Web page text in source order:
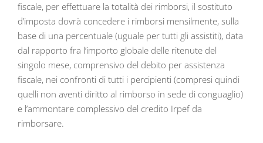
fiscale, per effettuare la totalità dei rimborsi, il sostituto
d’imposta dovrà concedere i rimborsi mensilmente, sulla
base di una percentuale (uguale per tutti gli assistiti), data
dal rapporto fra l’importo globale delle ritenute del
singolo mese, comprensivo del debito per assistenza
fiscale, nei confronti di tutti i percipienti (compresi quindi
quelli non aventi diritto al rimborso in sede di conguaglio)
e l’ammontare complessivo del credito Irpef da
rimborsare.